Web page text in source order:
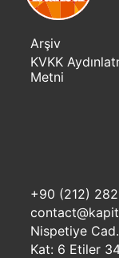
Arşiv
KVKK
Metni
+90 (212)
Nispetiye
Kat: 6 Etiler